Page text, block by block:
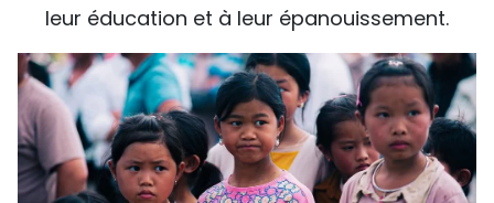
ESPAÑOL
leur éducation et à leur épanouissement.